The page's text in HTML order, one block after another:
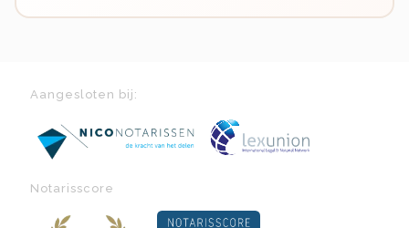
Aangesloten bij:
Notarisscore